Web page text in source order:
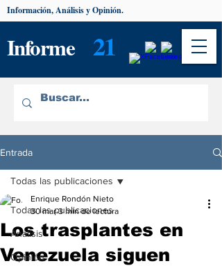
Informe 21
Información, Análisis y Opinión.
Entrada
Todas las publicaciones
Análisis
Opinión
Todas las publicaciones
Los trasplantes en
Venezuela siguen
Enrique Rondón Nieto
30 mar 3 min de lectura